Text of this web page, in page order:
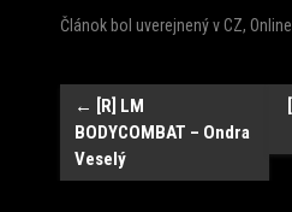
Článok bol uverejnený vCZ,
Post
navigation
← [R] LM
BODYCOMBAT – Ondra
Veselý